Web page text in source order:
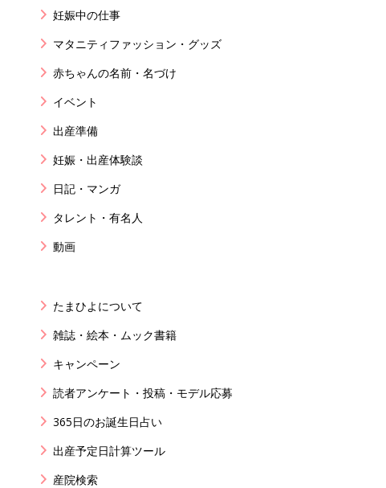
妊娠中の仕事
マタニティファッション・グッズ
赤ちゃんの名前・名づけ
イベント
出産準備
妊娠・出産体験談
日記・マンガ
タレント・有名人
動画
たまひよについて
雑誌・絵本・ムック書籍
キャンペーン
読者アンケート・投稿・モデル応募
365日のお誕生日占い
出産予定日計算ツール
産院検索